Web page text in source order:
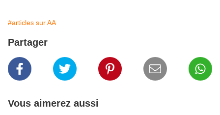
#articles sur AA
Partager
Vous aimerez aussi